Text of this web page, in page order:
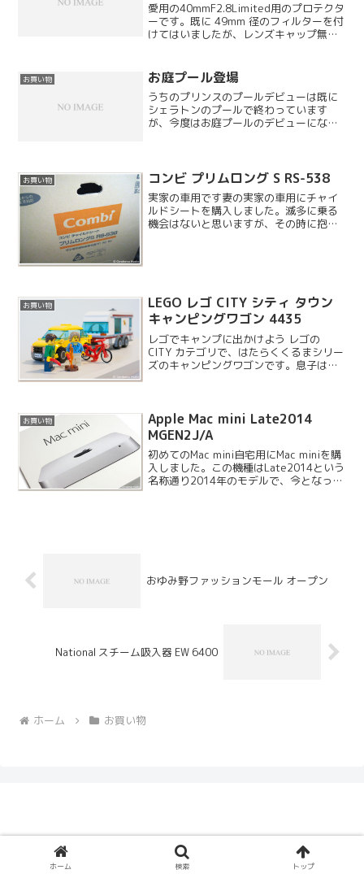
愛用の40mmF2.8Limited用のプロテクタ
ーです。既に 49mm 径のフィルターを付
けてはいましたが、レンズキャップ無し
お買い物 お庭プール登場
うちのプリンスのプールデビューは既に
シェラトンのプールで終わっています
が、今度はお庭プールのデビューになり
お買い物 コンビ プリムロング S RS-538
実家の車用です妻の実家の車用にチャイ
ルドシートを購入しました。滅多に乗る
機会はないと思いますが、その時に抱っ
お買い物
LEGO レゴ CITY シティ タウン
キャンピングワゴン 4435
レゴでキャンプに出かけよう レゴの
CITY カテゴリで、はたらくくるまシリー
ズのキャンピングワゴンです。息子は救
お買い物
Apple Mac mini Late2014
MGEN2J/A
初めてのMac mini自宅用にMac miniを購
入しました。この機種はLate2014という
名称通り2014年のモデルで、今となって
おゆみ野ファッションモール オープン
National スチーム吸入器 EW 6400
ホーム お買い物
© 2005 Ceruberus Husky.
ホーム 検索 トップ